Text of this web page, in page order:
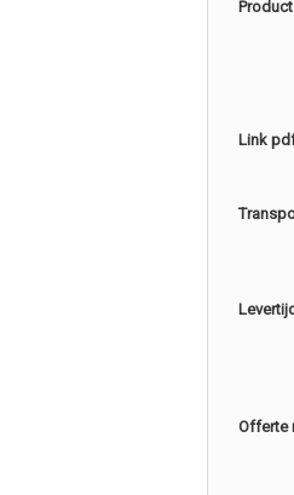
Link
Offerte